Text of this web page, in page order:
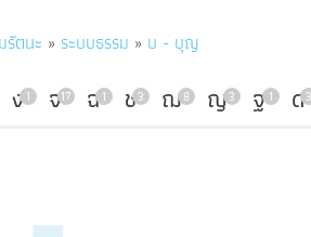
รัตนะ ระบบธรรม บ - บุญ
ง1 จ17 ฉ1 ช3 ฌ8 ญ3 ฐ1 ด3